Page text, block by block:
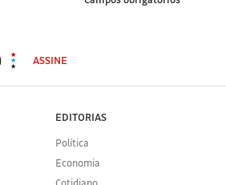
ASSINE
EDITORIAS
Política
Economia